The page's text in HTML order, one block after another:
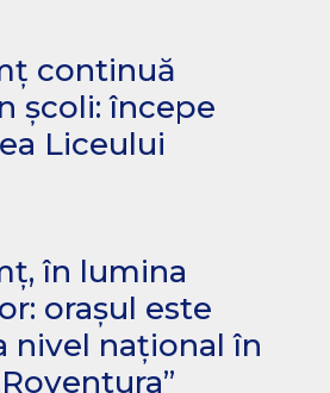
continuă
școli: începe
Liceului
în lumina
orașul este
nivel național în